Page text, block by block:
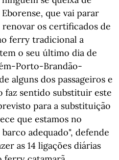
que vai parar
renovar os certificados de
ferry tradicional a
o seu último dia de
Porto-Brandão-
alguns dos passageiros e
faz sentido substituir este
para a substituição
que estamos no
adequado", defende
as 14 ligações diárias